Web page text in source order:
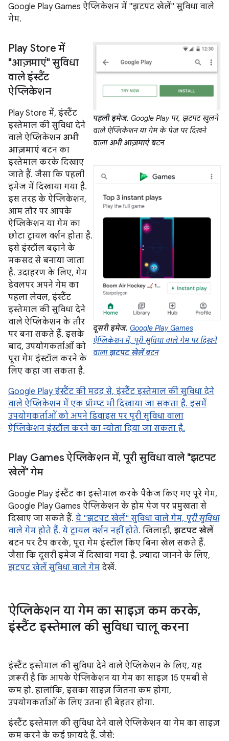
Google Play Games ऐप्लिकेशन में "झटपट खेलें" सुविधा वाले
गेम.
पहली इमेज. Google Play पर, झटपट खुलने
वाले ऐप्लिकेशन या गेम के पेज पर दिखने
वालाअभी आज़माएंबटन
दूसरी इमेज. Google Play Games
ऐप्लिकेशन में, पूरी सुविधा वाले गेम पर दिखने
वालाझटपट खेलेंबटन
Play Store में
"आज़माएं" सुविधा
वाले इंस्टैंट
ऐप्लिकेशन
Play Store में, इंस्टैंट
इस्तेमाल की सुविधा देने
वाले ऐप्लिकेशन अभी
आज़माएं बटन का
इस्तेमाल करके दिखाए
जाते हैं. जैसा कि पहली
इमेज में दिखाया गया है.
इस तरह के ऐप्लिकेशन,
आम तौर पर आपके
ऐप्लिकेशन या गेम का
छोटा ट्रायल वर्शन होता है.
इसे इंस्टॉल बढ़ाने के
मकसद से बनाया जाता
है. उदाहरण के लिए, गेम
डेवलपर अपने गेम का
पहला लेवल, इंस्टैंट
इस्तेमाल की सुविधा देने
वाले ऐप्लिकेशन के तौर
पर बना सकते हैं. इसके
बाद, उपयोगकर्ताओं को
पूरा गेम इंस्टॉल करने के
लिए कहा जा सकता है.
Google Play इंस्टैंट की मदद से, इंस्टैंट इस्तेमाल की सुविधा देने
वाले ऐप्लिकेशन में एक प्रॉम्प्ट भी दिखाया जा सकता है. इसमें
उपयोगकर्ताओं को अपने डिवाइस पर पूरी सुविधा वाला
ऐप्लिकेशन इंस्टॉल करने का न्योता दिया जा सकता है.
Play Games ऐप्लिकेशन में, पूरी सुविधा वाले "झटपट
खेलें" गेम
Google Play इंस्टैंट का इस्तेमाल करके पैकेज किए गए पूरे गेम,
Google Play Games ऐप्लिकेशन के होम पेज पर प्रमुखता से
दिखाए जा सकते हैं. ये "झटपट खेलें" सुविधा वाले गेम, पूरी सुविधा
वाले गेम होते हैं. ये ट्रायल वर्शन नहीं होते. खिलाड़ी, झटपट खेलें
बटन पर टैप करके, पूरा गेम इंस्टॉल किए बिना खेल सकते हैं.
जैसा कि दूसरी इमेज में दिखाया गया है. ज़्यादा जानने के लिए,
झटपट खेलें सुविधा वाले गेम देखें.
ऐप्लिकेशन या गेम का साइज़ कम करके,
इंस्टैंट इस्तेमाल की सुविधा चालू करना
इंस्टैंट इस्तेमाल की सुविधा देने वाले ऐप्लिकेशन के लिए, यह
ज़रूरी है कि आपके ऐप्लिकेशन या गेम का साइज़ 15 एमबी से
कम हो. हालांकि, इसका साइज़ जितना कम होगा,
उपयोगकर्ताओं के लिए उतना ही बेहतर होगा.
इंस्टैंट इस्तेमाल की सुविधा देने वाले ऐप्लिकेशन या गेम का साइज़
कम करने के कई फ़ायदे हैं. जैसे: